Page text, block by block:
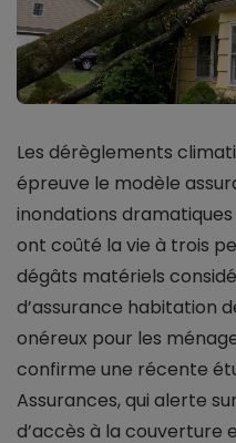
Les dérèglements
épreuve le modèle
inondations dramatiques
ont coûté la vie à trois
dégâts matériels
d’assurance habitation
onéreux pour les
confirme une récente
Assurances, qui alerte
d’accès à la couverture